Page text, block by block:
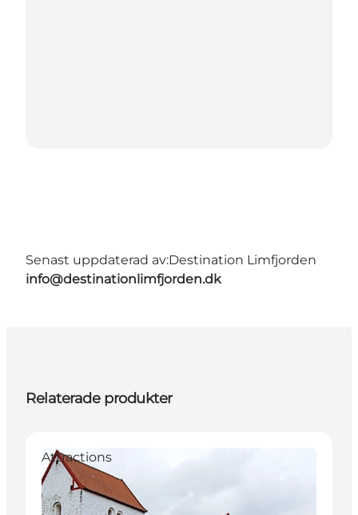
Senast uppdaterad av:Destination Limfjorden
info@destinationlimfjorden.dk
Relaterade produkter
Attractions